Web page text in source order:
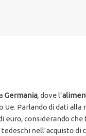
Germania, dove l’
Parlando di dati alla
euro, considerando
nell’acquisto di